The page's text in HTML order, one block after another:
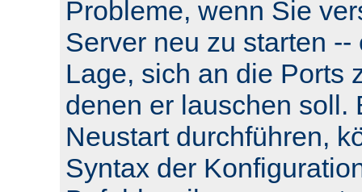
Probleme, wenn Sie
Server neu zu starten
Lage, sich an die Ports
denen er lauschen soll.
Neustart durchführen,
Syntax der